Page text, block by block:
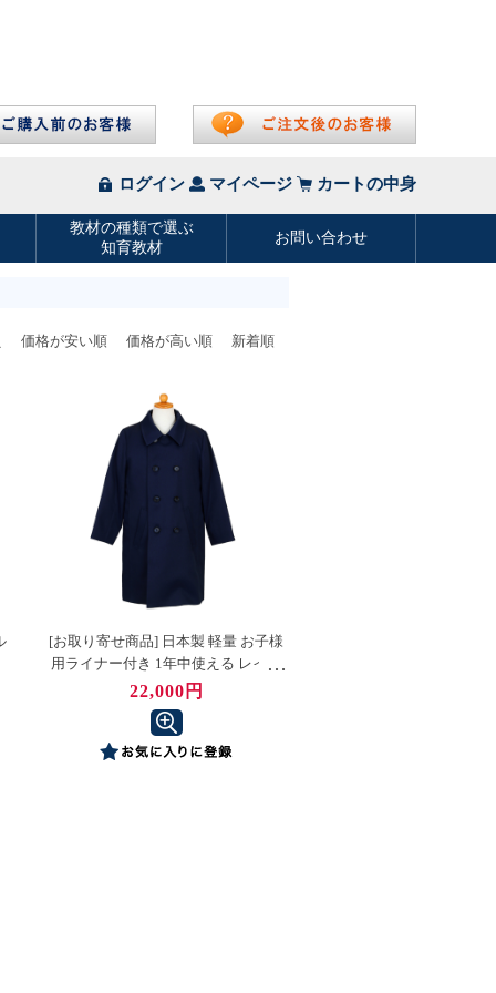
価格が安い順 価格が高い順 新着順
[お取り寄せ商品] 日本製 軽量 お子様
用ライナー付き 1年中使える レイン
コート兼用冬用コート 濃紺 無地 ネイ
ビー お受験 お受験対応 はっ水 男女
兼用 男の子 女の子 定番 スプリング
コート スクールコート 通学 子ども
22,000円